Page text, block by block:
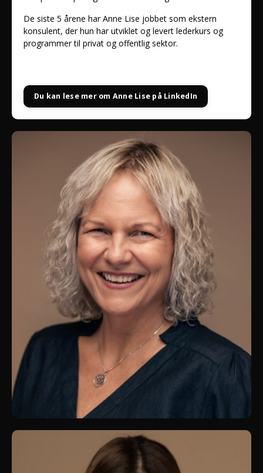
De siste 5 årene har Anne Lise jobbet som ekstern
konsulent, der hun har utviklet og levert lederkurs og
programmer til privat og offentlig sektor.
Du kan lese mer om Anne Lise på LinkedIn